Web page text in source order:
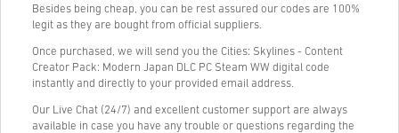
Besides being cheap, you can be rest assured our codes are 100%
legit as they are bought from official suppliers.
Once purchased, we will send you the Cities: Skylines - Content
Creator Pack: Modern Japan DLC PC Steam WW digital code
instantly and directly to your provided email address.
Our Live Chat (24/7) and excellent customer support are always
available in case you have any trouble or questions regarding the